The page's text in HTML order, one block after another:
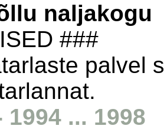
naljakogu
###
palvel
1994 ... 1998